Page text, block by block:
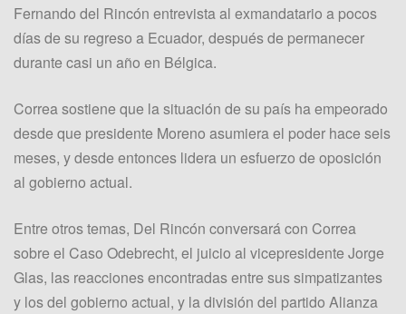
Fernando del Rincón entrevista al exmandatario a pocos
días de su regreso a Ecuador, después de permanecer
durante casi un año en Bélgica.
Correa sostiene que la situación de su país ha empeorado
desde que presidente Moreno asumiera el poder hace seis
meses, y desde entonces lidera un esfuerzo de oposición
al gobierno actual.
Entre otros temas, Del Rincón conversará con Correa
sobre el Caso Odebrecht, el juicio al vicepresidente Jorge
Glas, las reacciones encontradas entre sus simpatizantes
y los del gobierno actual, y la división del partido Alianza